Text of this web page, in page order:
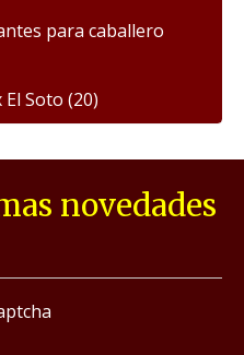
para caballero
Soto (20)
novedades